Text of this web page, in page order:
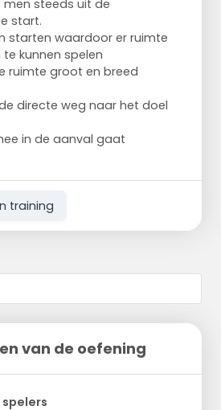
steeds uit de
start.
starten waardoor er ruimte
kunnen spelen
ruimte groot en breed
directe weg naar het doel
in de aanval gaat
training
van de oefening